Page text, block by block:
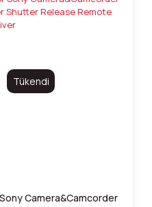
Tükendi
Camera&Camcorder